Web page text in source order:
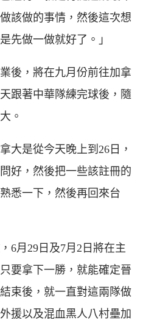
該做的事情，然後這次想
先做一做就好了。」
後，將在九月份前往加拿
跟著中華隊練完球後，隨
。
大是從今天晚上到26日，
好，然後把一些該註冊的
悉一下，然後再回來台
6月29日及7月2日將在主
要拿下一勝，就能確定晉
束後，就一直對這兩隊做
援以及混血黑人八村壘加